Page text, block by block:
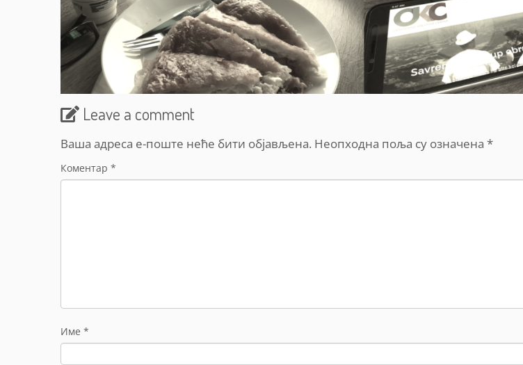
Leave a comment
Ваша адреса е-поште неће бити објављена. Неопходна поља су означена *
Коментар *
Име *